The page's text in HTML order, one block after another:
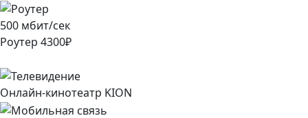
500 мбит/сек
Роутер 4300₽
Онлайн-кинотеатр KION